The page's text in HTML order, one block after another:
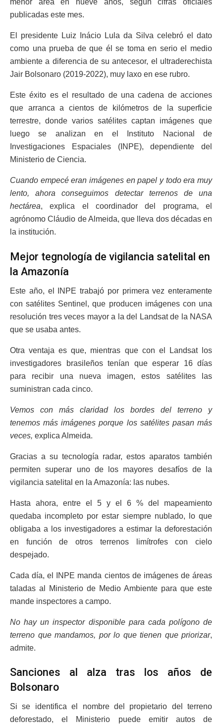
menor área en nueve años, según cifras oficiales
publicadas este mes.
El presidente Luiz Inácio Lula da Silva celebró el dato
como una prueba de que él se toma en serio el medio
ambiente a diferencia de su antecesor, el ultraderechista
Jair Bolsonaro (2019-2022), muy laxo en ese rubro.
Este éxito es el resultado de una cadena de acciones
que arranca a cientos de kilómetros de la superficie
terrestre, donde varios satélites captan imágenes que
luego se analizan en el Instituto Nacional de
Investigaciones Espaciales (INPE), dependiente del
Ministerio de Ciencia.
Cuando empecé eran imágenes en papel y todo era muy
lento, ahora conseguimos detectar terrenos de una
hectárea, explica el coordinador del programa, el
agrónomo Cláudio de Almeida, que lleva dos décadas en
la institución.
Mejor tegnología de vigilancia satelital en
la Amazonía
Este año, el INPE trabajó por primera vez enteramente
con satélites Sentinel, que producen imágenes con una
resolución tres veces mayor a la del Landsat de la NASA
que se usaba antes.
Otra ventaja es que, mientras que con el Landsat los
investigadores brasileños tenían que esperar 16 días
para recibir una nueva imagen, estos satélites las
suministran cada cinco.
Vemos con más claridad los bordes del terreno y
tenemos más imágenes porque los satélites pasan más
veces, explica Almeida.
Gracias a su tecnología radar, estos aparatos también
permiten superar uno de los mayores desafíos de la
vigilancia satelital en la Amazonía: las nubes.
Hasta ahora, entre el 5 y el 6 % del mapeamiento
quedaba incompleto por estar siempre nublado, lo que
obligaba a los investigadores a estimar la deforestación
en función de otros terrenos limítrofes con cielo
despejado.
Cada día, el INPE manda cientos de imágenes de áreas
taladas al Ministerio de Medio Ambiente para que este
mande inspectores a campo.
No hay un inspector disponible para cada polígono de
terreno que mandamos, por lo que tienen que priorizar,
admite.
Sanciones al alza tras los años de
Bolsonaro
Si se identifica el nombre del propietario del terreno
deforestado, el Ministerio puede emitir autos de